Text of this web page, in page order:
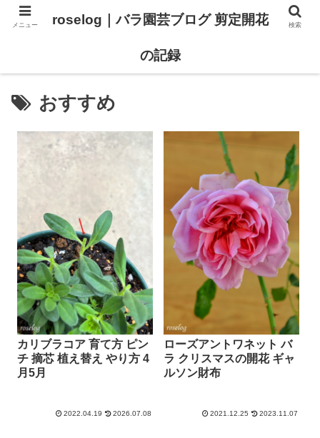
おすすめ
カリブラコア 育て方 ピン
チ 摘芯 植え替え やり方 4
月5月
2022.04.19 2026.07.08
ローズアントワネット バ
ラ クリスマスの開花 ギャ
ルソン財布
2021.12.25 2023.11.07
メニュー roselog｜バラ園芸ブログ 剪定開花
の記録
検索